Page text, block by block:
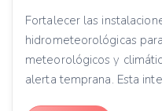
Fortalecer las
hidrometeorológicas
meteorológicos y
alerta temprana. Esta